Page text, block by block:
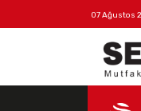
07 Ağustos
Tüm